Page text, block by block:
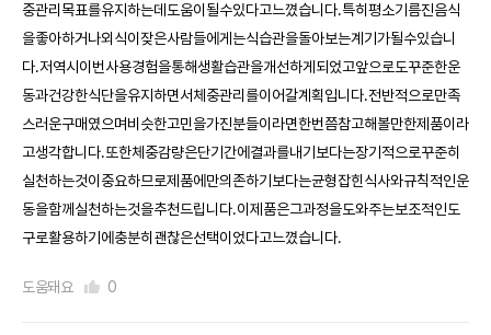
중관리목표를유지하는데도움이될수있다고느꼈습니다.특히평소기름진음식
을좋아하거나외식이잦은사람들에게는식습관을돌아보는계기가될수있습니
다.저역시이번사용경험을통해생활습관을개선하게되었고앞으로도꾸준한운
동과건강한식단을유지하면서체중관리를이어갈계획입니다.전반적으로만족
스러운구매였으며비슷한고민을가진분들이라면한번쯤참고해볼만한제품이라
고생각합니다.또한체중감량은단기간에결과를내기보다는장기적으로꾸준히
실천하는것이중요하므로제품에만의존하기보다는균형잡힌식사와규칙적인운
동을함께실천하는것을추천드립니다.이제품은그과정을도와주는보조적인도
구로활용하기에충분히괜찮은선택이었다고느꼈습니다.
도움돼요 0